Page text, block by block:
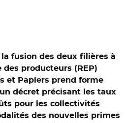
fusion des deux filières à
producteurs (REP)
et Papiers prend forme
décret précisant les taux
pour les collectivités
des nouvelles primes